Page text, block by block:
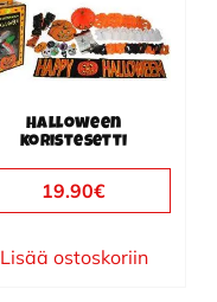
Halloween
koristesetti
19.90€
Lisää ostoskoriin